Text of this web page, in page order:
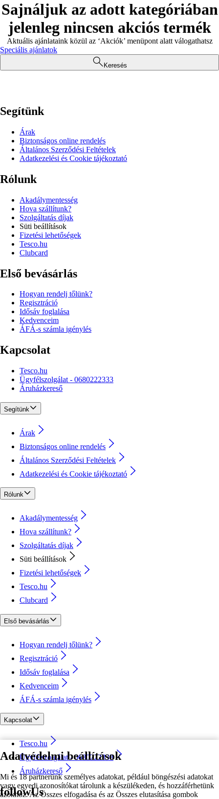
Adatvédelmi beállítások
Mi és 18 partnerünk személyes adatokat, például böngészési adatokat
vagy egyedi azonosítókat tárolunk a készülékeden, és hozzáférhetünk
azokhoz. Az Összes elfogadása és az Összes elutasítása gombok
Sajnáljuk az adott kategóriában
jelenleg nincsen akciós termék
Aktuális ajánlataink közül az ‘Akciók’ menüpont alatt válogathatsz
Speciális ajánlatok
Keresés
Segítünk
Árak
Biztonságos online rendelés
Általános Szerződési Feltételek
Adatkezelési és Cookie tájékoztató
Rólunk
Akadálymentesség
Hova szállítunk?
Szolgáltatás díjak
Süti beállítások
Fizetési lehetőségek
Tesco.hu
Clubcard
Első bevásárlás
Hogyan rendelj tőlünk?
Regisztráció
Idősáv foglalása
Kedvenceim
ÁFÁ-s számla igénylés
Kapcsolat
Tesco.hu
Ügyfélszolgálat - 0680222333
Áruházkereső
Segítünk
Árak
Biztonságos online rendelés
Általános Szerződési Feltételek
Adatkezelési és Cookie tájékoztató
Rólunk
Akadálymentesség
Hova szállítunk?
Szolgáltatás díjak
Süti beállítások
Fizetési lehetőségek
Tesco.hu
Clubcard
Első bevásárlás
Hogyan rendelj tőlünk?
Regisztráció
Idősáv foglalása
Kedvenceim
ÁFÁ-s számla igénylés
Kapcsolat
Tesco.hu
Ügyfélszolgálat - 0680222333
Áruházkereső
followUs